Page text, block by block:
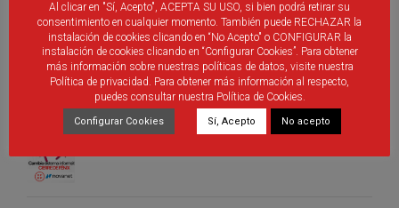
ÚLTIMAS PUBLICACIONES
Nueva aplicación móvil RFCYLF
Al clicar en "Sí, Acepto", ACEPTA SU USO, si bien podrá retirar su
consentimiento en cualquier momento. También puede RECHAZAR la
instalación de cookies clicando en “No Acepto" o CONFIGURAR la
instalación de cookies clicando en “Configurar Cookies”. Para obtener
más información sobre nuestras políticas de datos, visite nuestra
Política de privacidad. Para obtener más información al respecto,
puedes consultar nuestra Política de Cookies.
Configurar Cookies Sí, Acepto No acepto